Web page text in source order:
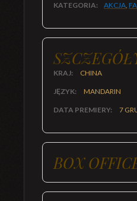
KATEGORIA: AKCJA,
KRAJ: CHINA
JĘZYK: MANDARIN
DATA PREMIERY: 7
BOX